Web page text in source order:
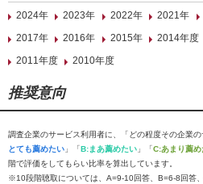
2024年
2023年 2022年 2021年
2017年
2016年 2015年 2014年度
2011年度
2010年度
推奨意向
調査企業のサービス利用者に、「どの程度その企業
とても薦めたい 」「B:まあ薦めたい 」「C:あまり薦
階で評価をしてもらい比率を算出しています。
※10段階聴取については、A=9-10回答、B=6-8回答